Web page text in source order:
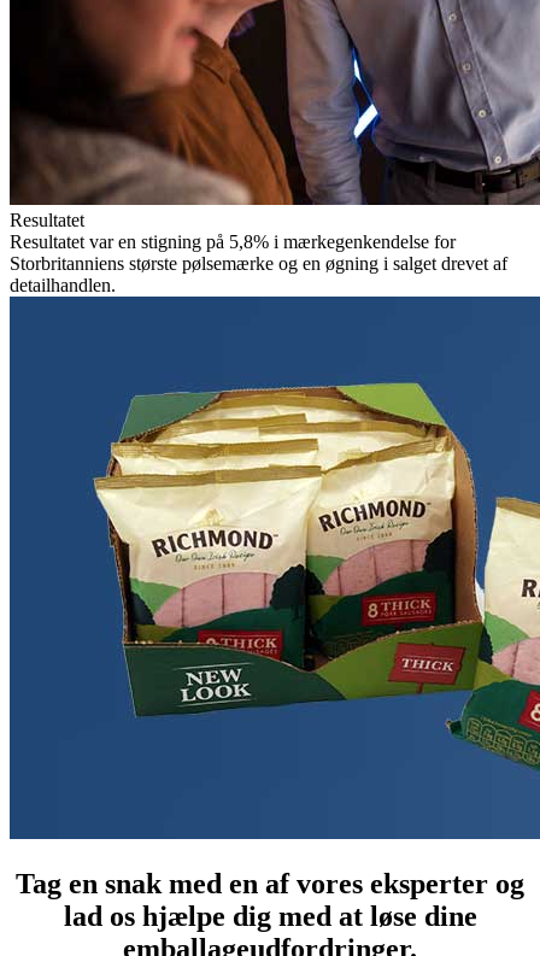
Resultatet
Resultatet var en stigning på 5,8% i mærkegenkendelse for
Storbritanniens største pølsemærke og en øgning i salget drevet af
detailhandlen.
Tag en snak med en af vores eksperter og
lad os hjælpe dig med at løse dine
emballageudfordringer.